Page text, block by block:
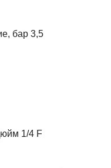
бар 3,5
1/4 F